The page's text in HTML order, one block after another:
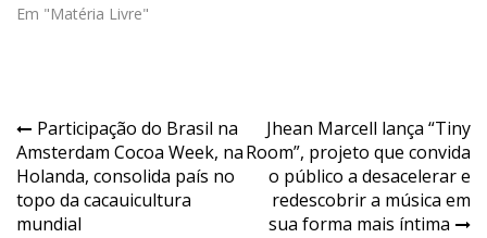
Em "Matéria Livre"
Participação do Brasil na
Amsterdam Cocoa Week, na
Holanda, consolida país no
topo da cacauicultura
mundial
Jhean Marcell lança “Tiny
Room”, projeto que convida
o público a desacelerar e
redescobrir a música em
sua forma mais íntima